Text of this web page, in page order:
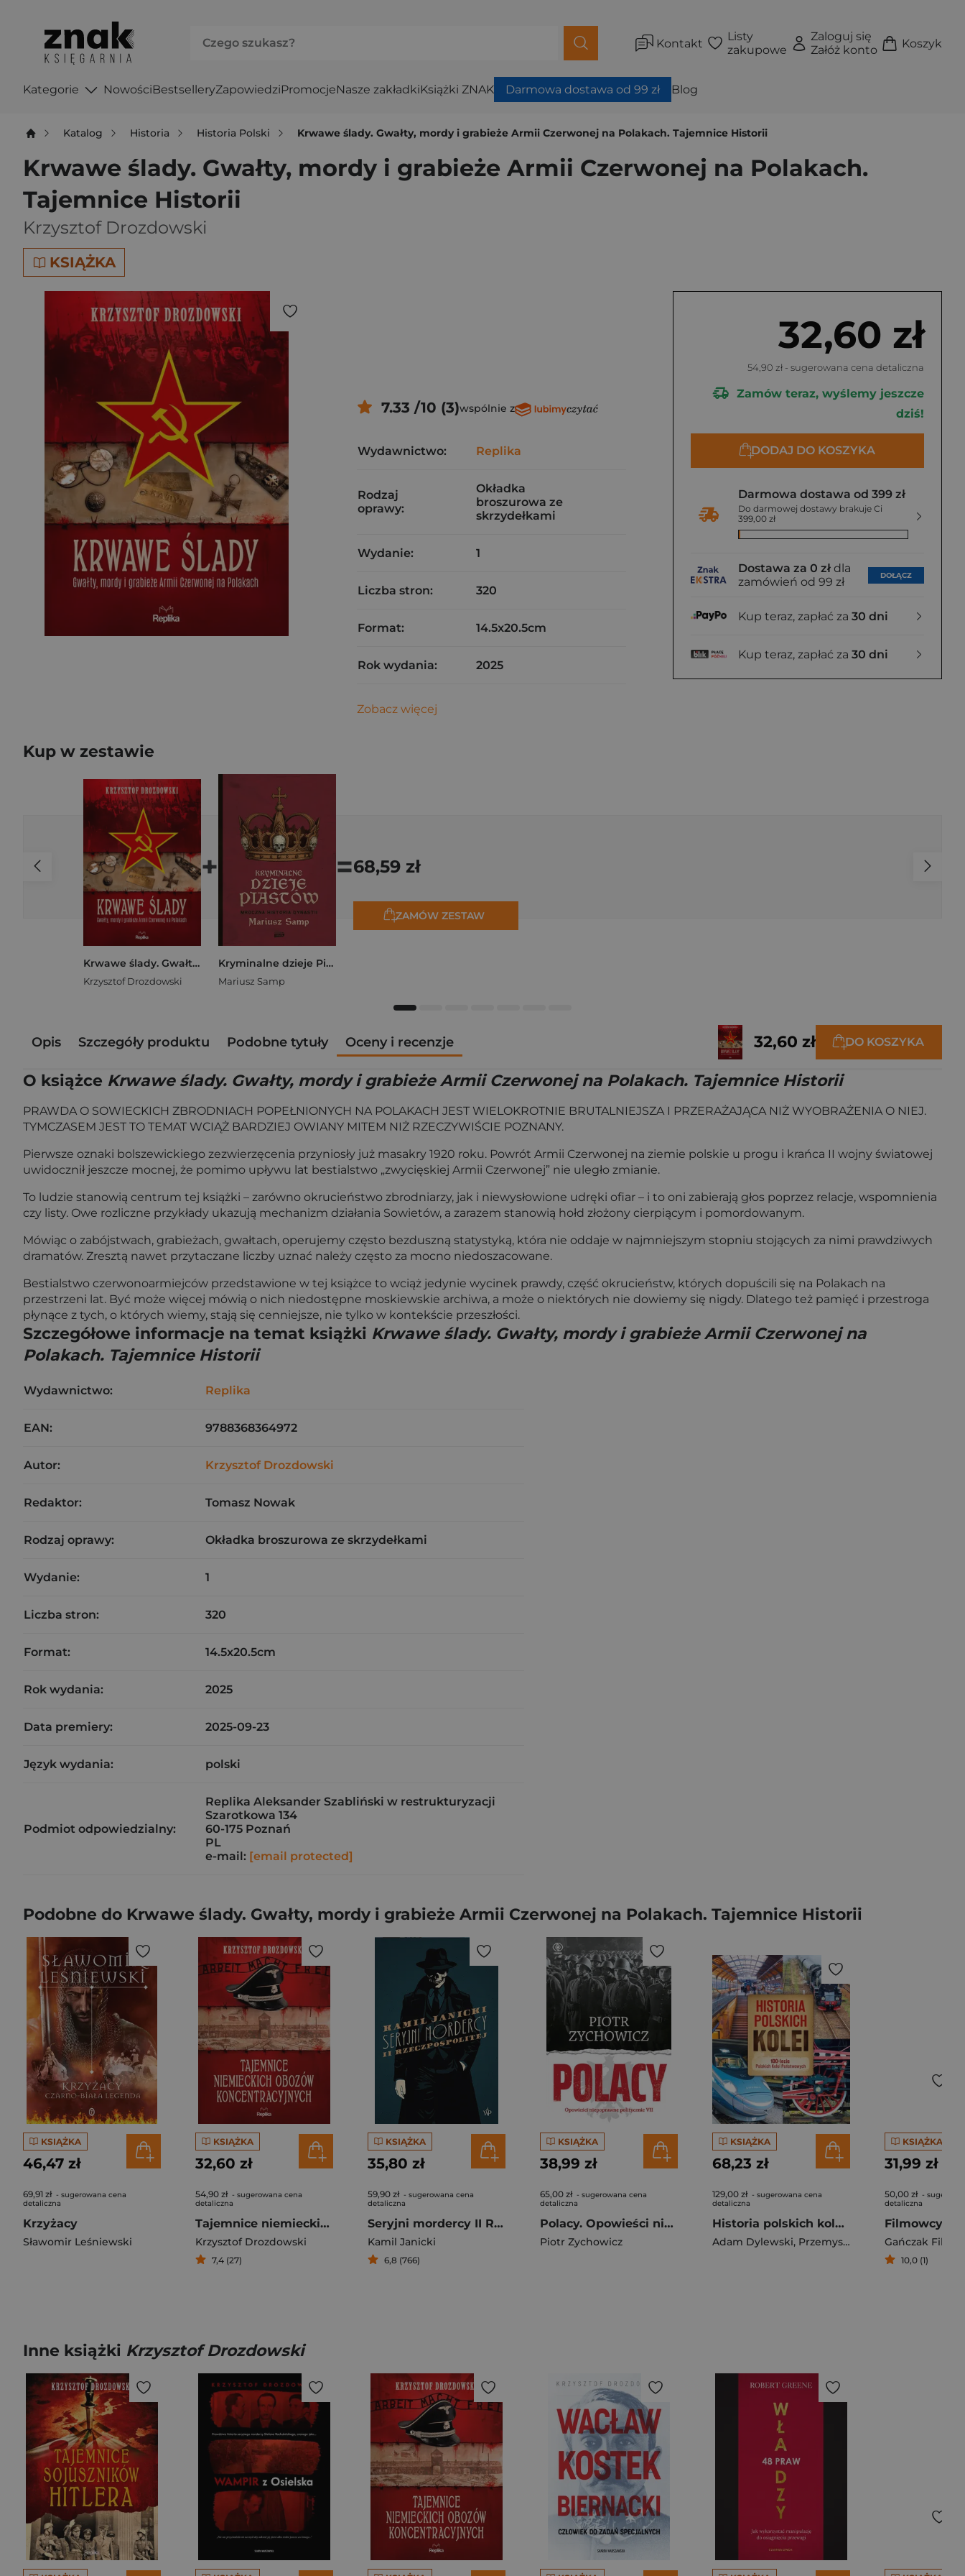
Kontakt
Listy
zakupowe
Zaloguj się
Załóż konto
Koszyk
Kategorie NowościBestselleryZapowiedziPromocjeNasze zakładkiKsiążki ZNAK Darmowa dostawa od 99 zł Blog
Katalog Historia Historia Polski Krwawe ślady. Gwałty, mordy i grabieże Armii Czerwonej na Polakach. Tajemnice Historii
Krwawe ślady. Gwałty, mordy i grabieże Armii Czerwonej na Polakach.
Tajemnice Historii
Krzysztof Drozdowski
KSIĄŻKA
32,60 zł
54,90 zł - sugerowana cena detaliczna
Zamów teraz, wyślemy jeszcze
dziś!
DODAJ DO KOSZYKA
Darmowa dostawa od 399 zł
Do darmowej dostawy brakuje Ci
399,00 zł
Dostawa za 0 zł dla
zamówień od 99 zł
DOŁĄCZ
Kup teraz, zapłać za 30 dni
Kup teraz, zapłać za 30 dni
7.33 /10 (3)wspólnie z
Wydawnictwo: Replika
Rodzaj
oprawy:
Okładka
broszurowa ze
skrzydełkami
Wydanie: 1
Liczba stron: 320
Format: 14.5x20.5cm
Rok wydania: 2025
Zobacz więcej
Kup w zestawie
Krwawe ślady. Gwałty, mordy i grabieże Armii Czerwonej na Polakach. Tajemnice Historii
Krzysztof Drozdowski
+
Kryminalne dzieje Piastów. Mroczna historia dynastii
Mariusz Samp
=68,59 zł
ZAMÓW ZESTAW
Opis Szczegóły produktu Podobne tytuły Oceny i recenzje 32,60 zł DO KOSZYKA
O książce Krwawe ślady. Gwałty, mordy i grabieże Armii Czerwonej na Polakach. Tajemnice Historii
PRAWDA O SOWIECKICH ZBRODNIACH POPEŁNIONYCH NA POLAKACH JEST WIELOKROTNIE BRUTALNIEJSZA I PRZERAŻAJĄCA NIŻ WYOBRAŻENIA O NIEJ.
TYMCZASEM JEST TO TEMAT WCIĄŻ BARDZIEJ OWIANY MITEM NIŻ RZECZYWIŚCIE POZNANY.
Pierwsze oznaki bolszewickiego zezwierzęcenia przyniosły już masakry 1920 roku. Powrót Armii Czerwonej na ziemie polskie u progu i krańca II wojny światowej
uwidocznił jeszcze mocnej, że pomimo upływu lat bestialstwo „zwycięskiej Armii Czerwonej” nie uległo zmianie.
To ludzie stanowią centrum tej książki – zarówno okrucieństwo zbrodniarzy, jak i niewysłowione udręki ofiar – i to oni zabierają głos poprzez relacje, wspomnienia
czy listy. Owe rozliczne przykłady ukazują mechanizm działania Sowietów, a zarazem stanowią hołd złożony cierpiącym i pomordowanym.
Mówiąc o zabójstwach, grabieżach, gwałtach, operujemy często bezduszną statystyką, która nie oddaje w najmniejszym stopniu stojących za nimi prawdziwych
dramatów. Zresztą nawet przytaczane liczby uznać należy często za mocno niedoszacowane.
Bestialstwo czerwonoarmiejców przedstawione w tej książce to wciąż jedynie wycinek prawdy, część okrucieństw, których dopuścili się na Polakach na
przestrzeni lat. Być może więcej mówią o nich niedostępne moskiewskie archiwa, a może o niektórych nie dowiemy się nigdy. Dlatego też pamięć i przestroga
płynące z tych, o których wiemy, stają się cenniejsze, nie tylko w kontekście przeszłości.
Szczegółowe informacje na temat książki Krwawe ślady. Gwałty, mordy i grabieże Armii Czerwonej na
Polakach. Tajemnice Historii
Wydawnictwo: Replika
EAN: 9788368364972
Autor: Krzysztof Drozdowski
Redaktor: Tomasz Nowak
Rodzaj oprawy: Okładka broszurowa ze skrzydełkami
Wydanie: 1
Liczba stron: 320
Format: 14.5x20.5cm
Rok wydania: 2025
Data premiery: 2025-09-23
Język wydania: polski
Podmiot odpowiedzialny:
Replika Aleksander Szabliński w restrukturyzacji
Szarotkowa 134
60-175 Poznań
PL
e-mail: [email protected]
Podobne do Krwawe ślady. Gwałty, mordy i grabieże Armii Czerwonej na Polakach. Tajemnice Historii
KSIĄŻKA
46,47 zł
69,91 zł - sugerowana cena
detaliczna
Krzyżacy
Sławomir Leśniewski
KSIĄŻKA
32,60 zł
54,90 zł - sugerowana cena
detaliczna
Tajemnice niemieckich obozów koncentracyjnych
Krzysztof Drozdowski
7,4 (27)
KSIĄŻKA
35,80 zł
59,90 zł - sugerowana cena
detaliczna
Seryjni mordercy II Rzeczpospolitej
Kamil Janicki
6,8 (766)
KSIĄŻKA
38,99 zł
65,00 zł - sugerowana cena
detaliczna
Polacy. Opowieści niepoprawne politycznie VII
Piotr Zychowicz
KSIĄŻKA
68,23 zł
129,00 zł - sugerowana cena
detaliczna
Historia polskich kolei. 100-lecie Polskich Kolei Państwowych
Adam Dylewski, Przemysław Brych
KSIĄŻKA
31,99 zł
50,00 zł -
detaliczna
Gańczak Filip
10,0 (1)
Inne książki Krzysztof Drozdowski